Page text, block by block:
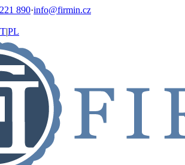
890·info@firmin.cz
|PL